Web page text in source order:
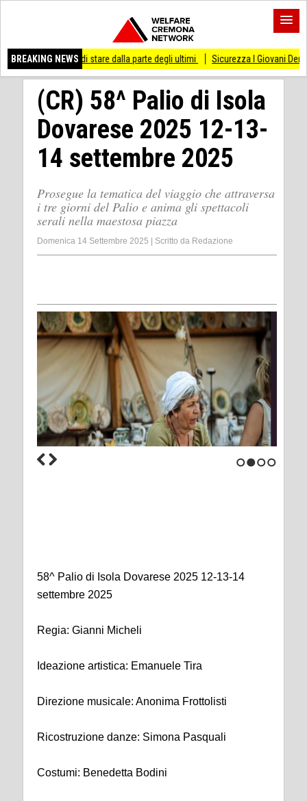
BREAKING NEWS
di stare dalla parte degli ultimi Sicurezza I Giovani Democratici
(CR) 58^ Palio di Isola
Dovarese 2025 12-13-
14 settembre 2025
Prosegue la tematica del viaggio che attraversa
i tre giorni del Palio e anima gli spettacoli
serali nella maestosa piazza
Domenica 14 Settembre 2025 Scritto da Redazione
58^ Palio di Isola Dovarese 2025 12-13-14
settembre 2025
Regia: Gianni Micheli
Ideazione artistica: Emanuele Tira
Direzione musicale: Anonima Frottolisti
Ricostruzione danze: Simona Pasquali
Costumi: Benedetta Bodini